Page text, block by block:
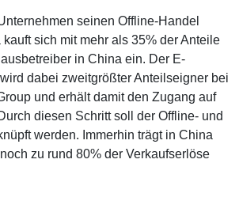
seinen Offline-Handel
sich mit mehr als 35% der Anteile
in China ein. Der E-
dabei zweitgrößter Anteilseigner bei
und erhält damit den Zugang auf
diesen Schritt soll der Offline- und
werden. Immerhin trägt in China
zu rund 80% der Verkaufserlöse